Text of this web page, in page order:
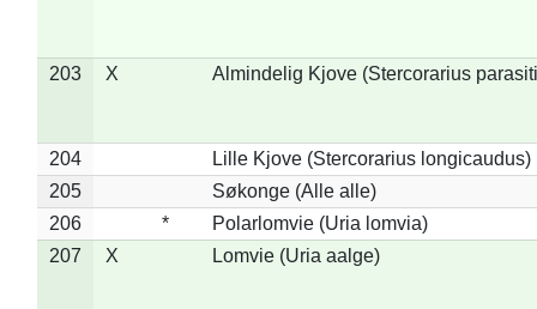
203 X Almindelig Kjove (Stercorarius
204
Lille Kjove (Stercorarius longicaudus)
205
Søkonge (Alle alle)
206
*
Polarlomvie (Uria lomvia)
207
X Lomvie (Uria aalge)